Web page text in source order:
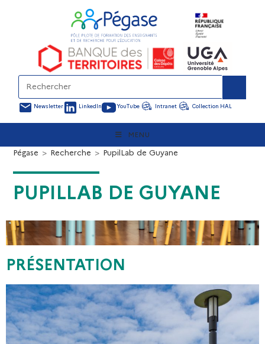
Newsletter LinkedIn YouTube Intranet Collection HAL
MENU
PUPILLAB DE GUYANE
Pégase > Recherche > PupilLab de Guyane
PRÉSENTATION